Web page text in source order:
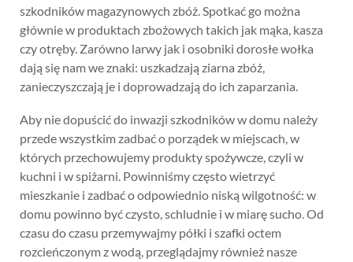
szkodników magazynowych zbóż. Spotkać go można
głównie w produktach zbożowych takich jak mąka, kasza
czy otręby. Zarówno larwy jak i osobniki dorosłe wołka
dają się nam we znaki: uszkadzają ziarna zbóż,
zanieczyszczają je i doprowadzają do ich zaparzania.
Aby nie dopuścić do inwazji szkodników w domu należy
przede wszystkim zadbać o porządek w miejscach, w
których przechowujemy produkty spożywcze, czyli w
kuchni i w spiżarni. Powinniśmy często wietrzyć
mieszkanie i zadbać o odpowiednio niską wilgotność: w
domu powinno być czysto, schludnie i w miarę sucho. Od
czasu do czasu przemywajmy półki i szafki octem
rozcieńczonym z wodą, przeglądajmy również nasze